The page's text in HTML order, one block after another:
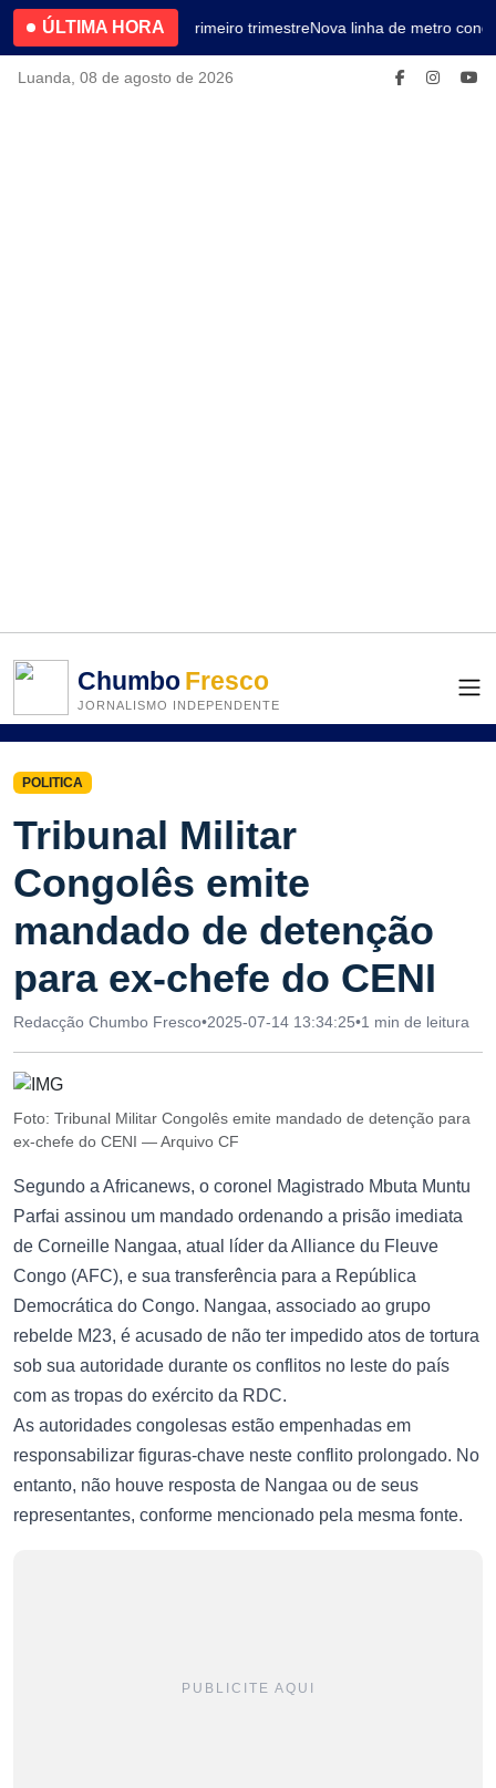
ÚLTIMA HORA4.2% no primeiro trimestreNova linha de metro
Luanda, 08 de agosto de 2026
ChumboFresco
JORNALISMO INDEPENDENTE
POLITICA
Tribunal Militar
Congolês emite
mandado de detenção
para ex-chefe do CENI
Redacção Chumbo Fresco•2025-07-14 13:34:25•1 min de leitura
Foto: Tribunal Militar Congolês emite mandado de detenção para
ex-chefe do CENI — Arquivo CF
Segundo a Africanews, o coronel Magistrado Mbuta Muntu
Parfai assinou um mandado ordenando a prisão imediata
de Corneille Nangaa, atual líder da Alliance du Fleuve
Congo (AFC), e sua transferência para a República
Democrática do Congo. Nangaa, associado ao grupo
rebelde M23, é acusado de não ter impedido atos de tortura
sob sua autoridade durante os conflitos no leste do país
com as tropas do exército da RDC.
As autoridades congolesas estão empenhadas em
responsabilizar figuras-chave neste conflito prolongado. No
entanto, não houve resposta de Nangaa ou de seus
representantes, conforme mencionado pela mesma fonte.
PUBLICITE AQUI